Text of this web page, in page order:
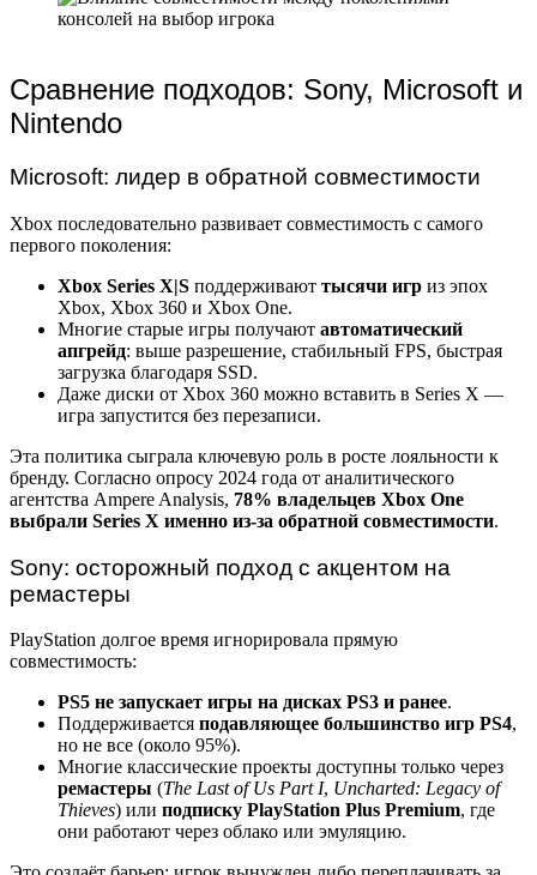
Сравнение подходов: Sony, Microsoft и
Nintendo
Microsoft: лидер в обратной совместимости
Xbox последовательно развивает совместимость с самого
первого поколения:
Xbox Series X|S поддерживают тысячи игр из эпох
Xbox, Xbox 360 и Xbox One.
Многие старые игры получают автоматический
апгрейд: выше разрешение, стабильный FPS, быстрая
загрузка благодаря SSD.
Даже диски от Xbox 360 можно вставить в Series X —
игра запустится без перезаписи.
Эта политика сыграла ключевую роль в росте лояльности к
бренду. Согласно опросу 2024 года от аналитического
агентства Ampere Analysis, 78% владельцев Xbox One
выбрали Series X именно из-за обратной совместимости.
Sony: осторожный подход с акцентом на
ремастеры
PlayStation долгое время игнорировала прямую
совместимость:
PS5 не запускает игры на дисках PS3 и ранее.
Поддерживается подавляющее большинство игр PS4,
но не все (около 95%).
Многие классические проекты доступны только через
ремастеры (The Last of Us Part I, Uncharted: Legacy of
Thieves) или подписку PlayStation Plus Premium, где
они работают через облако или эмуляцию.